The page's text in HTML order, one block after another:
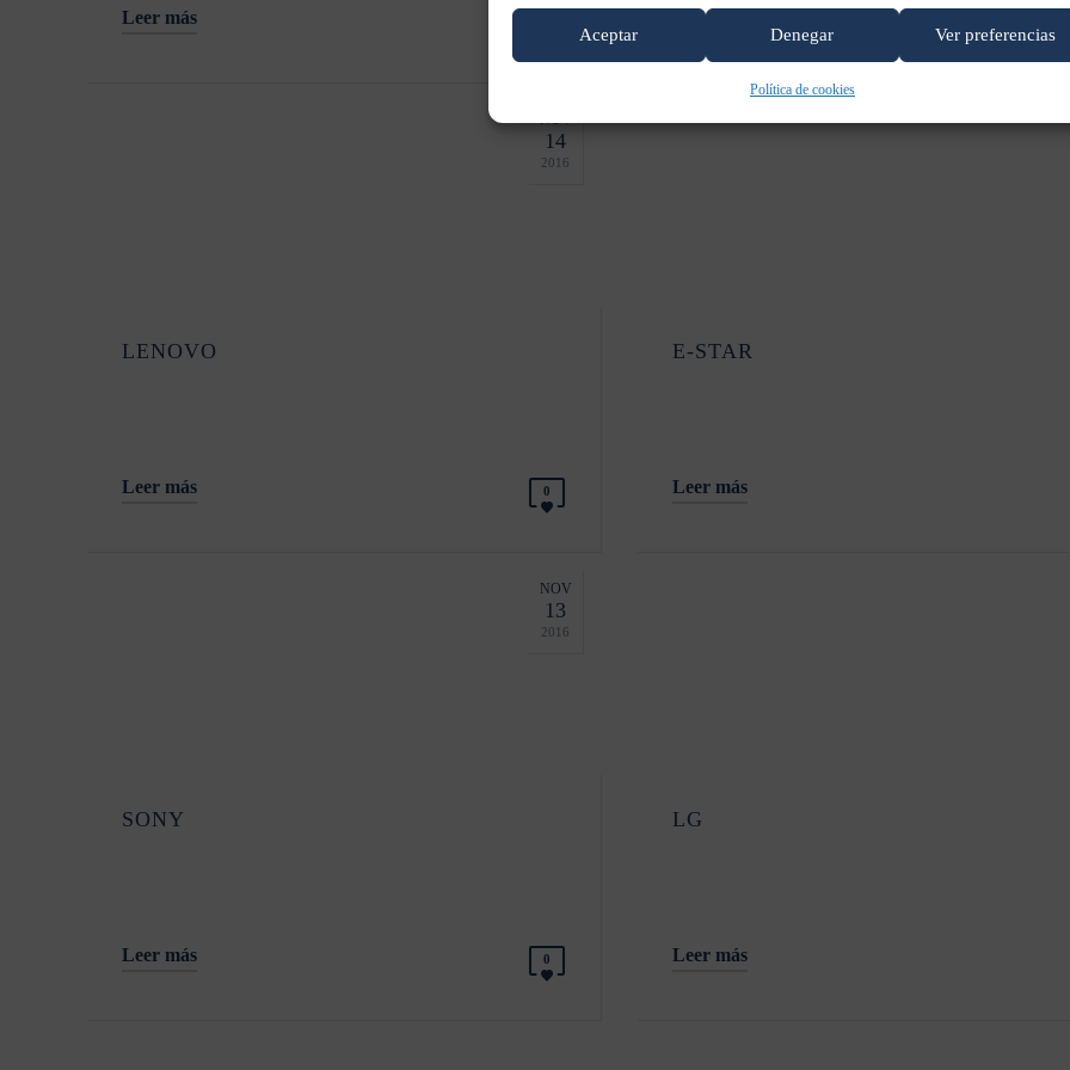
Aceptar Denegar Ver preferencias
Política de cookies
Leer más Leer más
NOV
14
2016
LENOVO
Leer más 0
E-STAR
Leer más
NOV
13
2016
SONY
Leer más 0
LG
Leer más